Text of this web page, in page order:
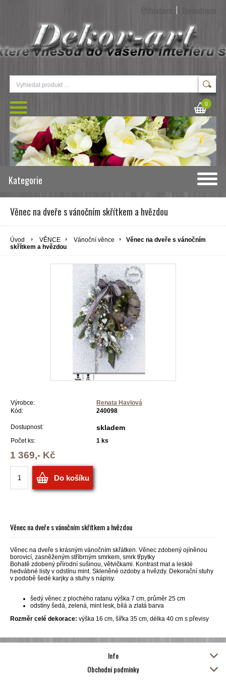
Přihlášení Registrace
0
Kategorie
Věnec na dveře s vánočním skřítkem a hvězdou
Úvod VĚNCE Vánoční věnce
Věnec na dveře s vánočním
skřítkem a hvězdou
Výrobce:
Renata Havlová
Kód:
240098
Dostupnost: skladem
Počet ks: 1 ks
1 369,- Kč
Do košíku
Věnec na dveře s vánočním skřítkem a hvězdou
Věnec na dveře s krásným vánočním skřátken. Věnec zdobený ojíněnou
borovicí, zasněženým stříbrným smrkem, smrk třpytky
Bohatě zdobený přírodní sušinou, větvičkami. Kontrast mat a lesklé
hedvábné listy v odstínu mint. Skleněné ozdoby a hvězdy. Dekorační stuhy
v podobě šedé karjky a stuhy s nápisy.
šedý věnec z plochého ratanu výška 7 cm, průměr 25 cm
odstíny šedá, zelená, mint lesk, bílá a zlatá barva
Rozměr celé dekorace: výška 16 cm, šířka 35 cm, délka 40 cm s převisy
Info
Obchodní podmínky